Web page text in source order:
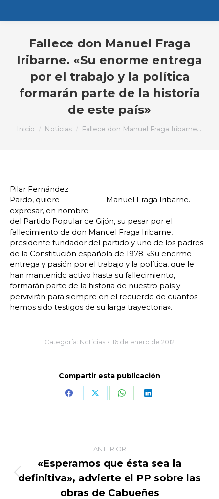
Fallece don Manuel Fraga
Iribarne. «Su enorme entrega
por el trabajo y la política
formarán parte de la historia
de este país»
Estás aquí:
Inicio Noticias Fallece don Manuel Fraga Iribarne.…
Manuel Fraga Iribarne.
Pilar Fernández
Pardo, quiere
expresar, en nombre
del Partido Popular de Gijón, su pesar por el
fallecimiento de don Manuel Fraga Iribarne,
presidente fundador del partido y uno de los padres
de la Constitución española de 1978. «Su enorme
entrega y pasión por el trabajo y la política, que le
han mantenido activo hasta su fallecimiento,
formarán parte de la historia de nuestro país y
pervivirán para siempre en el recuerdo de cuantos
hemos sido testigos de su larga trayectoria».
Categoría: Noticias 16 de enero de 2012
Compartir esta publicación
Share Share Share Share
Navegación
entre
publicaciones
ANTERIOR
Publicación
anterior:
«Esperamos que ésta sea la
definitiva», advierte el PP sobre las
obras de Cabueñes